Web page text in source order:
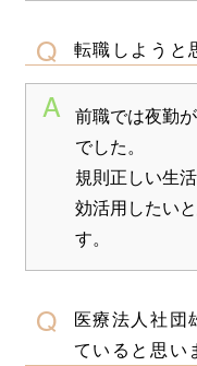
転職しようと
前職では夜勤
でした。
規則正しい生
効活用したい
す。
医療法人社団
ていると思い